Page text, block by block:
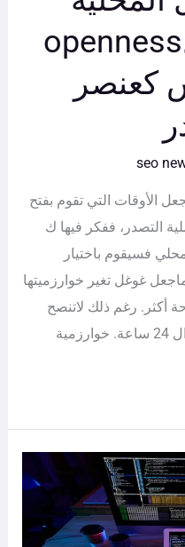
تدعم أوقات الopenness
كعنصر
seo
الأوقات التي تقوم بفتح
التصدر، ففكر فيها ك
فسيقوم باختيار
غوغل تغير خوارزميتها
أكثر. رغم ذلك لاتنصح